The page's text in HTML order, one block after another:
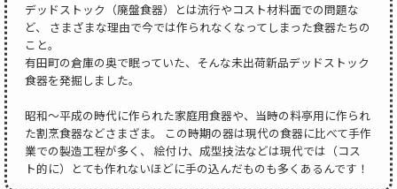
デッドストック（廃盤食器）とは流行やコスト材料面での問題な
ど、 さまざまな理由で今では作られなくなってしまった食器たちの
こと。
有田町の倉庫の奥で眠っていた、そんな未出荷新品デッドストック
食器を発掘しました。
昭和～平成の時代に作られた家庭用食器や、当時の料亭用に作られ
た割烹食器などさまざま。 この時期の器は現代の食器に比べて手作
業での製造工程が多く、 絵付け、成型技法などは現代では（コス
ト的に）とても作れないほどに手の込んだものも多くあるんです！